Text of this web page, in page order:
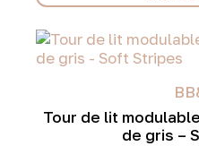
produit
a
plusieurs
Les
options
Tour de lit
de gris –